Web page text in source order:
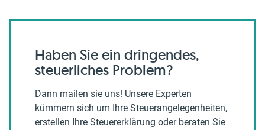
Haben Sie ein dringendes,
steuerliches Problem?
Dann mailen sie uns! Unsere Experten
kümmern sich um Ihre Steuerangelegenheiten,
erstellen Ihre Steuererklärung oder beraten Sie